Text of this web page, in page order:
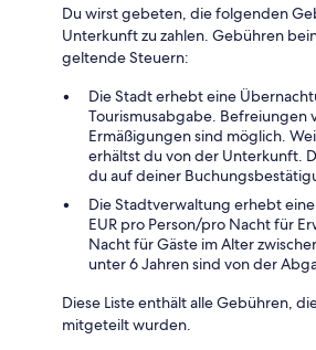
Du wirst gebeten, die folgenden
Unterkunft zu zahlen. Gebühren
geltende Steuern:
Die Stadt erhebt eine
Tourismusabgabe. Befreiungen
Ermäßigungen sind möglich.
erhältst du von der Unterkunft.
du auf deiner
Die Stadtverwaltung erhebt
EUR pro Person/pro Nacht für
Nacht für Gäste im Alter
unter 6 Jahren sind von der
Diese Liste enthält alle Gebühren,
mitgeteilt wurden.